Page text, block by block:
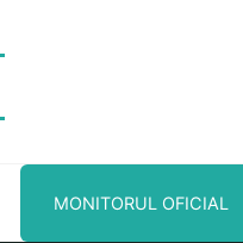
MONITORUL OFICIAL